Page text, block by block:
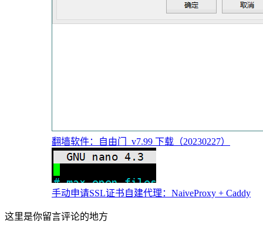
翻墙软件：自由门_v7.99 下载（20230227）
手动申请SSL证书自建代理：NaiveProxy + Caddy
这里是你留言评论的地方